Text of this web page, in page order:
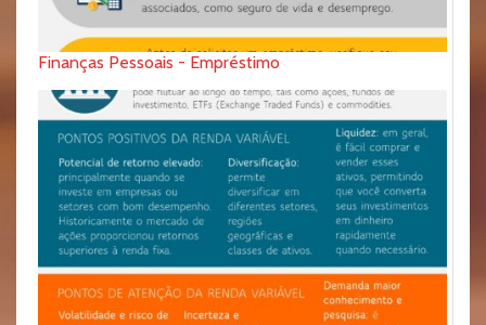
Finanças Pessoais - Empréstimo